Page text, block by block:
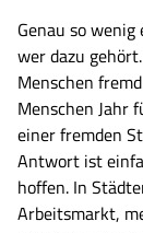
Genau so
wer dazu
Menschen
Menschen Jahr
einer fremden
Antwort ist
hoffen. In
Arbeitsmarkt,